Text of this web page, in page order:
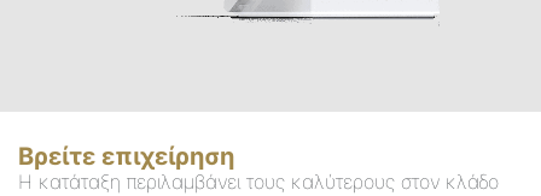
Βρείτε επιχείρηση
Η κατάταξη περιλαμβάνει τους καλύτερους στον κλάδο